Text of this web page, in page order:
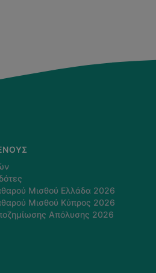
Μισθού Ελλάδα 2026
Μισθού Κύπρος 2026
Απόλυσης 2026